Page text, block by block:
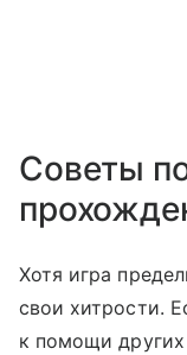
Советы
Хотя игра
свои хитрости.
к помощи других